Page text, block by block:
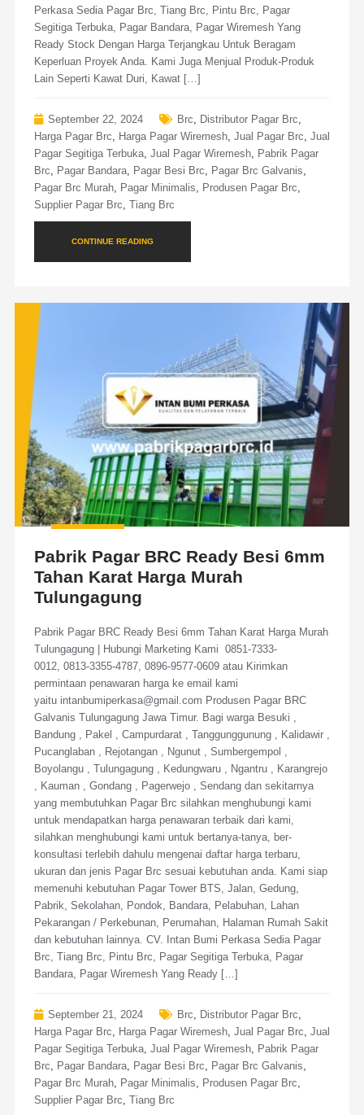
Perkasa Sedia Pagar Brc, Tiang Brc, Pintu Brc, Pagar
Segitiga Terbuka, Pagar Bandara, Pagar Wiremesh Yang
Ready Stock Dengan Harga Terjangkau Untuk Beragam
Keperluan Proyek Anda. Kami Juga Menjual Produk-Produk
Lain Seperti Kawat Duri, Kawat […]
September 22, 2024 Brc Distributor Pagar Brc
Harga Pagar Brc
Harga Pagar Wiremesh, Jual Pagar Brc Jual
Pagar Segitiga Terbuka, Jual Pagar Wiremesh,
Pabrik Pagar
Brc
Pagar Bandara, Pagar Besi Brc Pagar Brc Galvanis
Pagar Brc Murah, Pagar Minimalis Produsen Pagar Brc
Supplier Pagar Brc Tiang Brc
CONTINUE READING
Pabrik Pagar BRC Ready Besi 6mm
Tahan Karat Harga Murah
Tulungagung
Pabrik Pagar BRC Ready Besi 6mm Tahan Karat Harga Murah
Tulungagung | Hubungi Marketing Kami 0851-7333-
0012, 0813-3355-4787, 0896-9577-0609 atau Kirimkan
permintaan penawaran harga ke email kami
yaitu intanbumiperkasa@gmail.com Produsen Pagar BRC
Galvanis Tulungagung Jawa Timur. Bagi warga Besuki ,
Bandung , Pakel , Campurdarat , Tanggunggunung , Kalidawir ,
Pucanglaban , Rejotangan , Ngunut , Sumbergempol ,
Boyolangu , Tulungagung , Kedungwaru , Ngantru , Karangrejo
, Kauman , Gondang , Pagerwejo , Sendang dan sekitarnya
yang membutuhkan Pagar Brc silahkan menghubungi kami
untuk mendapatkan harga penawaran terbaik dari kami,
silahkan menghubungi kami untuk bertanya-tanya, ber-
konsultasi terlebih dahulu mengenai daftar harga terbaru,
ukuran dan jenis Pagar Brc sesuai kebutuhan anda. Kami siap
memenuhi kebutuhan Pagar Tower BTS, Jalan, Gedung,
Pabrik, Sekolahan, Pondok, Bandara, Pelabuhan, Lahan
Pekarangan / Perkebunan, Perumahan, Halaman Rumah Sakit
dan kebutuhan lainnya. CV. Intan Bumi Perkasa Sedia Pagar
Brc, Tiang Brc, Pintu Brc, Pagar Segitiga Terbuka, Pagar
Bandara, Pagar Wiremesh Yang Ready […]
September 21, 2024 Brc Distributor Pagar Brc
Harga Pagar Brc
Harga Pagar Wiremesh, Jual Pagar Brc Jual
Pagar Segitiga Terbuka, Jual Pagar Wiremesh, Pabrik Pagar
Brc
Pagar Bandara, Pagar Besi Brc Pagar Brc Galvanis
Pagar Brc Murah, Pagar Minimalis Produsen Pagar Brc
Supplier Pagar Brc Tiang Brc